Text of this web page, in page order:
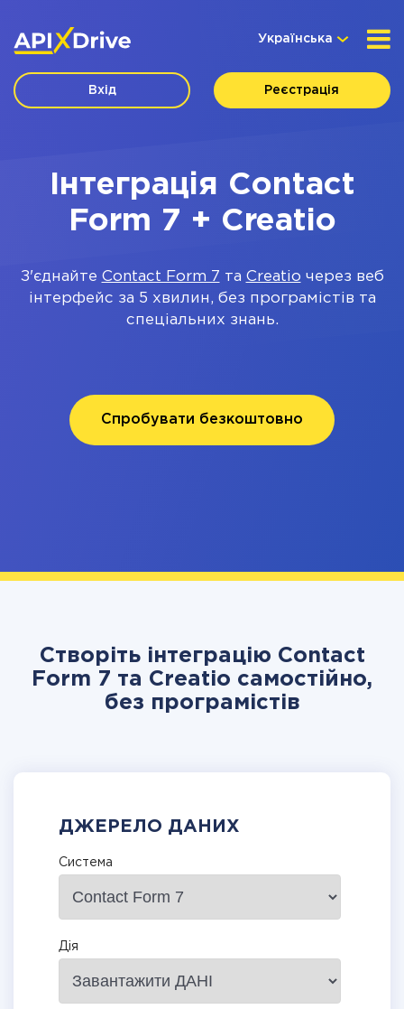
Українська
Вхід Реєстрація
Інтеграція Contact
Form 7 + Creatio
З'єднайте Contact Form 7 та Creatio через веб
інтерфейс за 5 хвилин, без програмістів та
спеціальних знань.
Спробувати безкоштовно
Створіть інтеграцію Contact
Form 7 та Creatio самостійно,
без програмістів
ДЖЕРЕЛО ДАНИХ
Система
Дія